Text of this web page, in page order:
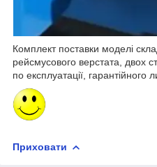
Комплект поставки моделі
рейсмусового верстата, двох
по експлуатації, гарантійного
Приховати